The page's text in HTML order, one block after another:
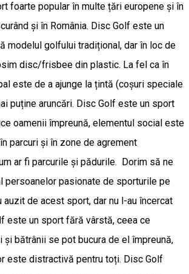
foarte popular în multe țări europene și în
și în România. Disc Golf este un
modelul golfului tradițional, dar în loc de
disc/frisbee din plastic. La fel ca în
este de a ajunge la țintă (coșuri speciale
puține aruncări. Disc Golf este un sport
oamenii împreună, elementul social este
parcuri și în zone de agrement
ar fi parcurile și pădurile. Dorim să ne
persoanelor pasionate de sporturile pe
auzit de acest sport, dar nu l-au încercat
este un sport fără vârstă, ceea ce
și bătrânii se pot bucura de el împreună,
este distractivă pentru toți. Disc Golf